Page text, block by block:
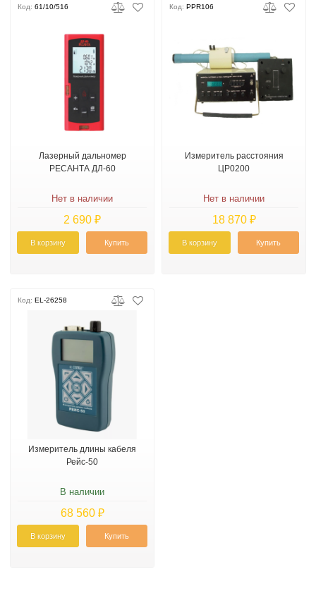
Код: 61/10/516
Лазерный дальномер
РЕСАНТА ДЛ-60
Нет в наличии
2 690 ₽
В корзину Купить
Код: PPR106
Измеритель расстояния
ЦР0200
Нет в наличии
18 870 ₽
В корзину Купить
Код: EL-26258
Измеритель длины кабеля
Рейс-50
В наличии
68 560 ₽
В корзину Купить